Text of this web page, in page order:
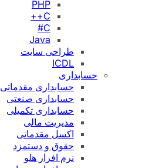
PHP
C++
C#
Java
طراحی سایت
ICDL
حسابداری
حسابداری مقدماتی
حسابداری صنعتی
حسابداری تکمیلی
مدیریت مالی
اکسل مقدماتی
حقوق و دستمزد
نرم افزار هلو